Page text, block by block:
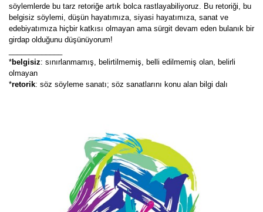
söylemlerde bu tarz retoriğe artık bolca rastlayabiliyoruz. Bu retoriği, bu
belgisiz söylemi, düşün hayatımıza, siyasi hayatımıza, sanat ve
edebiyatımıza hiçbir katkısı olmayan ama sürgit devam eden bulanık bir
girdap olduğunu düşünüyorum!
*belgisiz: sınırlanmamış, belirtilmemiş, belli edilmemiş olan, belirli
olmayan
*retorik: söz söyleme sanatı; söz sanatlarını konu alan bilgi dalı